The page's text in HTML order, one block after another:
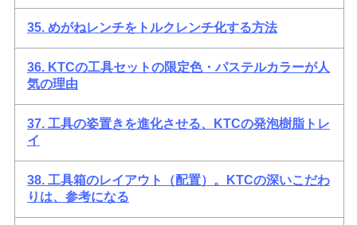
35. めがねレンチをトルクレンチ化する方法
36. KTCの工具セットの限定色・パステルカラーが人
気の理由
37. 工具の姿置きを進化させる、KTCの発泡樹脂トレ
イ
38. 工具箱のレイアウト（配置）。KTCの深いこだわ
りは、参考になる